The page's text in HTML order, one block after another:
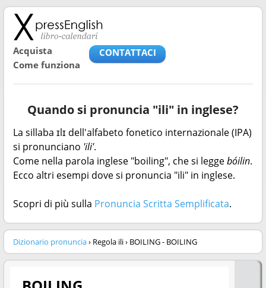
Acquista
Come funziona
CONTATTACI
Quando si pronuncia "ili" in inglese?
La sillaba ɪlɪ dell'alfabeto fonetico internazionale (IPA)
si pronunciano 'ili'.
Come nella parola inglese "boiling", che si leggebóilin.
Ecco altri esempi dove si pronuncia "ili" in inglese.
Scopri di più sulla Pronuncia Scritta Semplificata.
Dizionario pronuncia› Regola ili › BOILING - BOILING